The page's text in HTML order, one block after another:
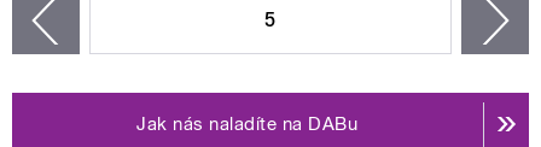
5
Jak nás naladíte na DABu